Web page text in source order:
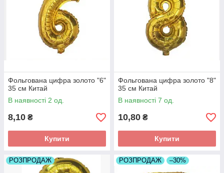
Фольгована цифра золото "6"
35 см Китай
В наявності 2 од.
8,10 ₴
Купити
Фольгована цифра золото "8"
35 см Китай
В наявності 7 од.
10,80 ₴
Купити
РОЗПРОДАЖ РОЗПРОДАЖ –30%